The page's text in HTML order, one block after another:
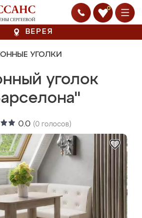
0
ВЕРЕЯ
УГОЛКИ
уголок
0.0 (0 голосов)